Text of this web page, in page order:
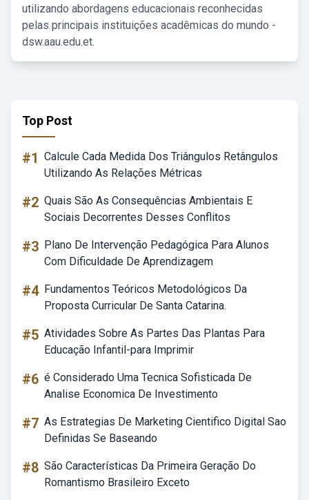
utilizando abordagens educacionais reconhecidas
pelas principais instituições acadêmicas do mundo -
dsw.aau.edu.et.
Top Post
#1 Calcule Cada Medida Dos Triângulos Retângulos
Utilizando As Relações Métricas
#2 Quais São As Consequências Ambientais E
Sociais Decorrentes Desses Conflitos
#3 Plano De Intervenção Pedagógica Para Alunos
Com Dificuldade De Aprendizagem
#4 Fundamentos Teóricos Metodológicos Da
Proposta Curricular De Santa Catarina.
#5 Atividades Sobre As Partes Das Plantas Para
Educação Infantil-para Imprimir
#6 é Considerado Uma Tecnica Sofisticada De
Analise Economica De Investimento
#7 As Estrategias De Marketing Cientifico Digital Sao
Definidas Se Baseando
#8 São Características Da Primeira Geração Do
Romantismo Brasileiro Exceto